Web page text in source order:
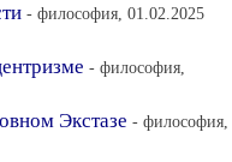
- философия, 01.02.2025
- философия,
Экстазе - философия,